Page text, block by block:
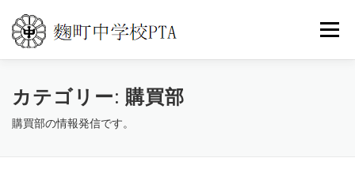
メニュ
トップ PTA活動 こうじまち通信
カテゴリー: 購買部
購買部の情報発信です。